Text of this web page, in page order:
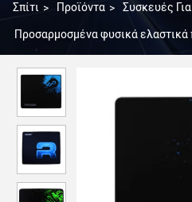
Σπίτι > Προϊόντα > Συσκευές
Προσαρμοσμένα φυσικά ελαστικά